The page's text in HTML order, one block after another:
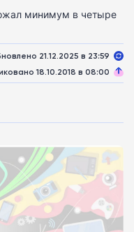
минимум в четыре
21.12.2025 в 23:59
18.10.2018 в 08:00